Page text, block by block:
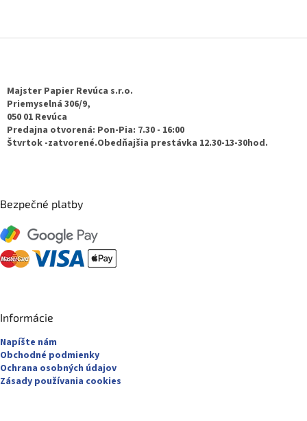
Majster Papier Revúca s.r.o.
Priemyselná 306/9,
050 01 Revúca
Predajna otvorená: Pon-Pia: 7.30 - 16:00
Štvrtok -zatvorené.Obedňajšia prestávka 12.30-13-30hod.
Bezpečné platby
Informácie
Napíšte nám
Obchodné podmienky
Ochrana osobných údajov
Zásady používania cookies